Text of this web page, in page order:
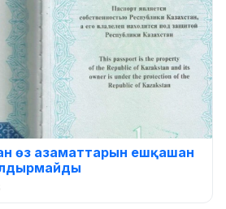
өз азаматтарын ешқашан